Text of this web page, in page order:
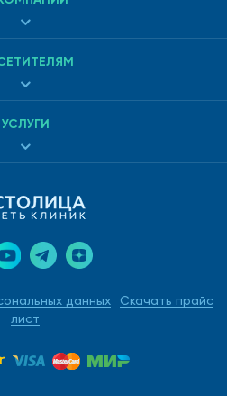
данных
Скачать прайс
лист
УСЛУГИ